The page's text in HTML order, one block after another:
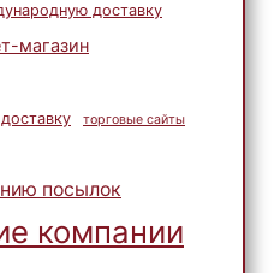
доставку
магазин
торговые сайты
посылок
компании